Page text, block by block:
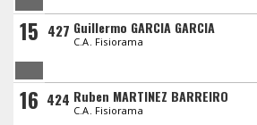
15 427 Guillermo GARCIA GARCIA
C.A. Fisiorama
16 424 Ruben MARTINEZ BARREIRO
C.A. Fisiorama